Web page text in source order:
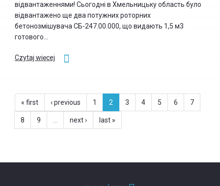
відвантаженнями! Сьогодні в Хмельницьку область було
відвантажено ще два потужних роторних
бетонозмішувача СБ-247.00.000, що видають 1,5 м3
готового...
Czytaj więcej
« first ‹ previous 1 2 3 4 5 6 7
8 9 next › last »